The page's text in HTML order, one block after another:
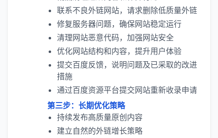
联系不良外链网站，请求删除低质量外链
修复服务器问题，确保网站稳定运行
清理网站恶意代码，加强网站安全
优化网站结构和内容，提升用户体验
提交百度反馈，说明问题及已采取的改进
措施
通过百度资源平台提交网站重新收录申请
第三步：长期优化策略
持续发布高质量原创内容
建立自然的外链增长策略